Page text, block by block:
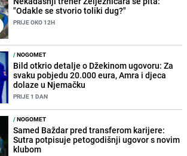
"Odakle se stvorio toliki dug?"
PRIJE OKO 12H
/NOGOMET
Bild otkrio detalje o Džekinom ugovoru: Za
svaku pobjedu 20.000 eura, Amra i djeca
dolaze u Njemačku
PRIJE 1 DAN
/NOGOMET
Samed Baždar pred transferom karijere:
Sutra potpisuje petogodišnji ugovor s novim
klubom